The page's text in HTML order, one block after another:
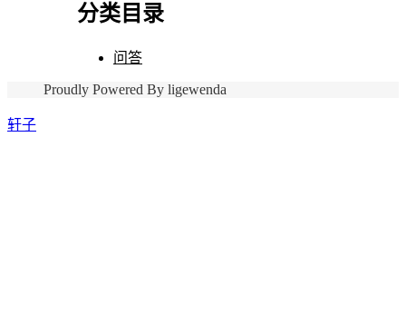
分类目录
问答
Proudly Powered By ligewenda
轩子